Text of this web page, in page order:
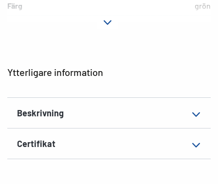
Ytterligare information
Beskrivning
Certifikat
Färg grön